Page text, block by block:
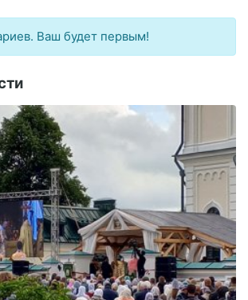
Ваш будет первым!